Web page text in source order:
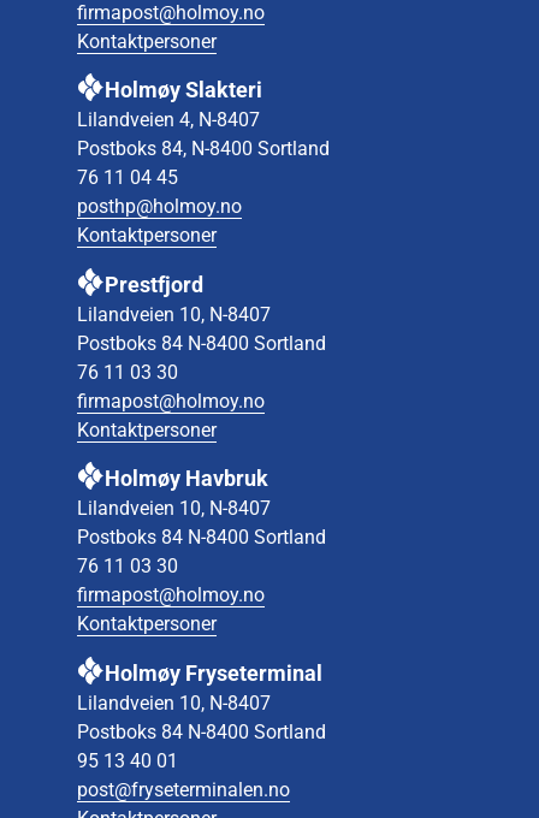
firmapost@holmoy.no
Kontaktpersoner
Holmøy Slakteri
Lilandveien 4, N-8407
Postboks 84, N-8400 Sortland
76 11 04 45
posthp@holmoy.no
Kontaktpersoner
Prestfjord
Lilandveien 10, N-8407
Postboks 84 N-8400 Sortland
76 11 03 30
firmapost@holmoy.no
Kontaktpersoner
Holmøy Havbruk
Lilandveien 10, N-8407
Postboks 84 N-8400 Sortland
76 11 03 30
firmapost@holmoy.no
Kontaktpersoner
Holmøy Fryseterminal
Lilandveien 10, N-8407
Postboks 84 N-8400 Sortland
95 13 40 01
post@fryseterminalen.no